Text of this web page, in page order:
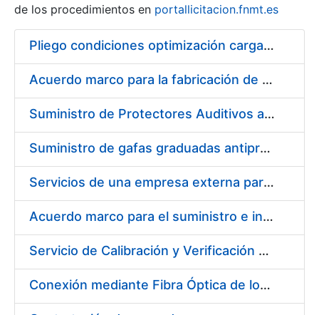
Show/Hide
de los procedimientos en portallicitacion.fnmt.es
Pliego condiciones optimización cargas compras firmado
Acuerdo marco para la fabricación de piezas
Suministro de Protectores Auditivos a medida para las personas trabajadoras de los Centros de Trabajo de Madrid y Burgos
Suministro de gafas graduadas antiproyecciones para los trabajadores de la FNMT-RCM en los centros de trabajo de Madrid y Burgos
Servicios de una empresa externa para el asesoramiento y resolución de los recursos de alzada que se presentan relacionados con procesos de selección para la FNMT-RCM
Acuerdo marco para el suministro e instalación de persianas, estores y otros complementos
Servicio de Calibración y Verificación Externa de los Equipos de Medición del Servicio de Prevención de la FNMT-RCM
Conexión mediante Fibra Óptica de los Centros de Proceso de Datos (CPDs) de las sedes de la FNMT-RCM de Burgos y Madrid